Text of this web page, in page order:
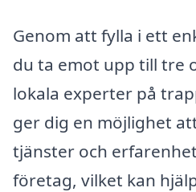
Genom att fylla i ett
du ta emot upp till tre
lokala experter på
ger dig en möjlighet
tjänster och
företag, vilket kan